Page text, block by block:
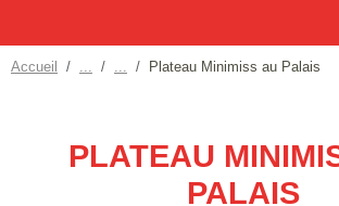
Accueil Plateau Minimiss au Palais
PLATEAU
PALAIS